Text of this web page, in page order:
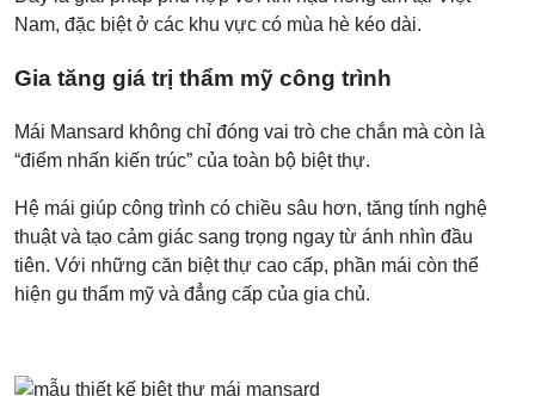
Nam, đặc biệt ở các khu vực có mùa hè kéo dài.
Gia tăng giá trị thẩm mỹ công trình
Mái Mansard không chỉ đóng vai trò che chắn mà còn là
“điểm nhấn kiến trúc” của toàn bộ biệt thự.
Hệ mái giúp công trình có chiều sâu hơn, tăng tính nghệ
thuật và tạo cảm giác sang trọng ngay từ ánh nhìn đầu
tiên. Với những căn biệt thự cao cấp, phần mái còn thể
hiện gu thẩm mỹ và đẳng cấp của gia chủ.